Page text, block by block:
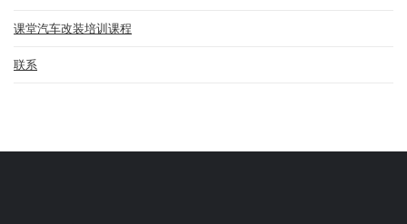
课堂汽车改装培训课程
联系